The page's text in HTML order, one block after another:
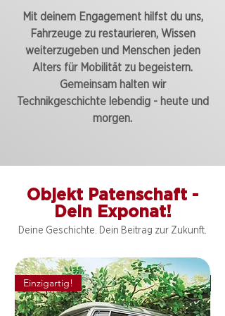
Mit deinem Engagement hilfst du uns,
Fahrzeuge zu restaurieren, Wissen
weiterzugeben und Menschen jeden
Alters für Mobilität zu begeistern.
Gemeinsam halten wir
Technikgeschichte lebendig - heute und
morgen.
Objekt Patenschaft -
Dein Exponat!
Deine Geschichte. Dein Beitrag zur Zukunft.
Einzigartig!